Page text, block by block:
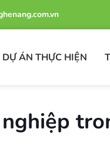
DỰ ÁN THỰC HIỆN